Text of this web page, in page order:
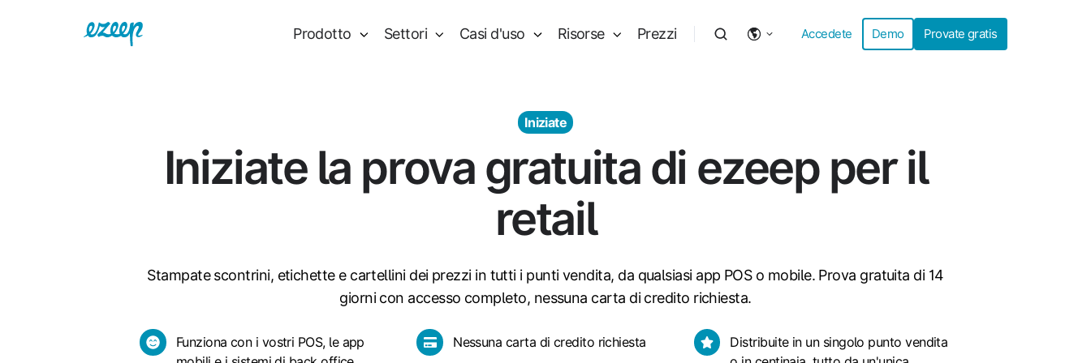
Prodotto Settori Casi d'uso Risorse Prezzi Accedete Demo Provate gratis
Iniziate
Iniziate la prova gratuita di ezeep per il
retail
Stampate scontrini, etichette e cartellini dei prezzi in tutti i punti vendita, da qualsiasi app POS o mobile. Prova gratuita di 14
giorni con accesso completo, nessuna carta di credito richiesta.
Funziona con i vostri POS, le app
Funziona
Nessuna carta di credito richiesta
Nessuna
Distribuite in un singolo punto vendita
Distribuite